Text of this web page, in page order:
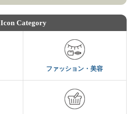
Icon Category
ファッション・美容